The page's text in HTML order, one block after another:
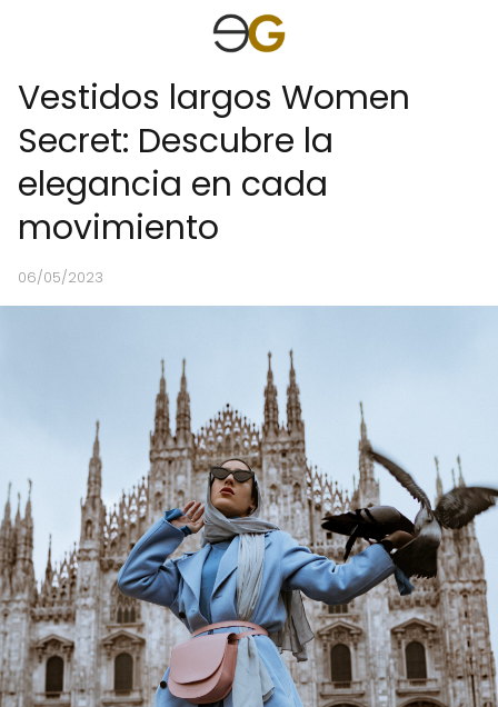
Vestidos largos Women
Secret: Descubre la
elegancia en cada
movimiento
06/05/2023